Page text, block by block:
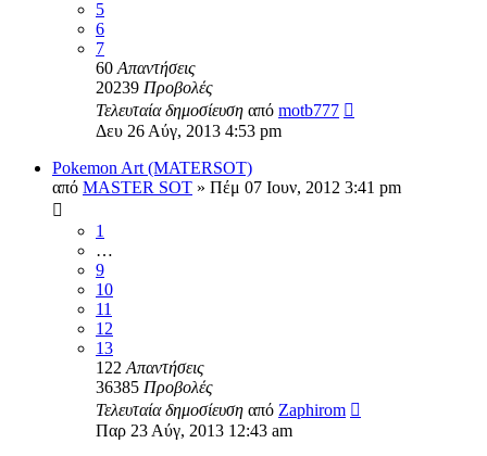
5
6
7
60 Απαντήσεις
20239 Προβολές
Τελευταία δημοσίευση από motb777
Δευ 26 Αύγ, 2013 4:53 pm
Pokemon Art (MATERSOT)
από MASTER SOT » Πέμ 07 Ιουν, 2012 3:41 pm
1
…
9
10
11
12
13
122 Απαντήσεις
36385 Προβολές
Τελευταία δημοσίευση από Zaphirom
Παρ 23 Αύγ, 2013 12:43 am